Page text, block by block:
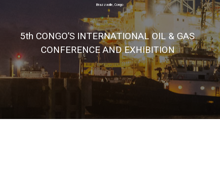
Brazzaville, Congo
CONFERENCE AND EXHIBITION
5th CONGO’S INTERNATIONAL OIL & GAS